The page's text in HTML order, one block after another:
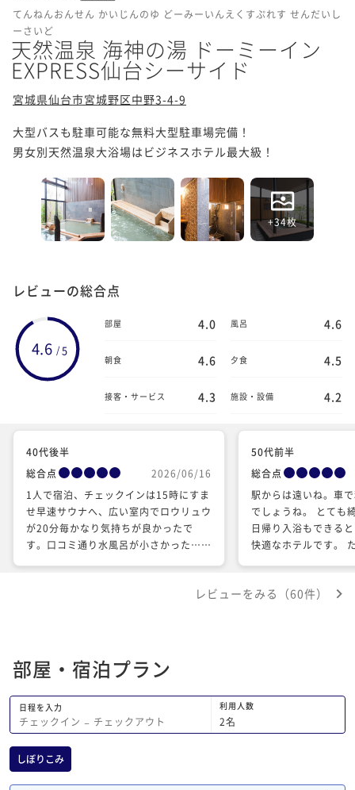
てんねんおんせん かいじんのゆ どーみーいんえくすぷれす せんだいし
ーさいど
天然温泉 海神の湯 ドーミーイン
EXPRESS仙台シーサイド
宮城県仙台市宮城野区中野3-4-9
大型バスも駐車可能な無料大型駐車場完備！
男女別天然温泉大浴場はビジネスホテル最大級！
+34枚
レビューの総合点
4.6 /5
部屋 4.0 風呂 4.6
朝食 4.6 夕食 4.5
接客・サービス 4.3 施設・設備 4.2
40代後半
総合点
2026/06/16
1人で宿泊、チェックインは15時にすま
せ早速サウナへ、広い室内でロウリュウ
が20分毎かなり気持ちが良かったで
す。口コミ通り水風呂が小さかった…で
メの鳴き声にさらに癒されました。部屋
50代前半
総合点
駅からは遠いね。車
でしょうね。 とても
日帰り入浴もできる
快適なホテルです。
ました。 運転中は異
て行く時にも言われ
「ありがとうござい
とに違和感を感じる
レビューをみる（60件）
部屋・宿泊プラン
日程を入力
チェックイン − チェックアウト
利用人数
2名
しぼりこみ